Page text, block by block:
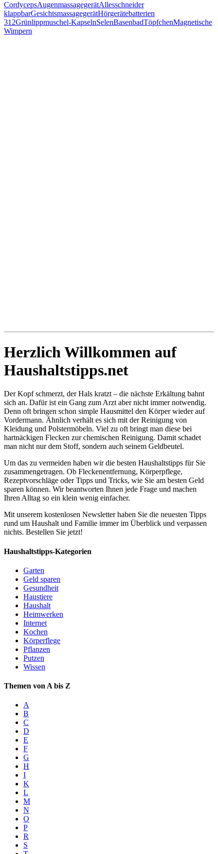
CordycepsAugenmassagegerätAllesschneider
klappbarGesichtsmassagegerätHörgerätebatterien
312Grünlippmuschel-KapselnSelenBasenbadTöpfchenMagnetische
Wimpern
Herzlich Willkommen auf
Haushaltstipps.net
Der Kopf schmerzt, der Hals kratzt – die nächste Erkältung bahnt
sich an. Dafür ist ein Gang zum Arzt aber nicht immer notwendig.
Denn oft bringen schon simple Hausmittel den Körper wieder auf
Vordermann. Ähnlich verhält es sich mit der Reinigung von
Kleidung und Polstermöbeln. Viel zu oft bringt man diese bei
hartnäckigen Flecken zur chemischen Reinigung. Damit schadet
man nicht nur dem Stoff, sondern auch seinem Geldbeutel.
Um das zu vermeiden haben wir die besten Haushaltstipps für Sie
zusammengetragen. Ob Fleckenentfernung, Körperpflege,
Rezeptvorschläge oder Tipps und Tricks, wie Sie am besten Geld
sparen können. Wir beantworten Ihnen jede Frage und machen
Ihren Alltag so ein klein wenig einfacher.
Mit unserem kostenlosen Newsletter haben Sie die neuesten Tipps
rund um Haushalt und Familie immer im Überblick und verpassen
nichts. Bestellen Sie jetzt!
Haushaltstipps-Kategorien
Garten
Geld sparen
Gesundheit
Haustiere
Haushalt
Heimwerken
Internet
Kochen
Körperflege
Pflanzen
Putzen
Wissen
Themen von A bis Z
A
B
C
D
E
F
G
H
I
K
L
M
N
O
P
R
S